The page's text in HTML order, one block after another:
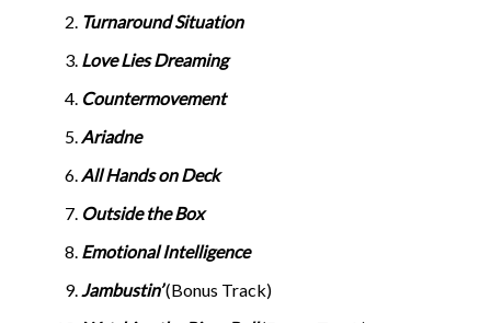
Turnaround Situation
Love Lies Dreaming
Countermovement
Ariadne
All Hands on Deck
Outside the Box
Emotional Intelligence
Jambustin’(Bonus Track)